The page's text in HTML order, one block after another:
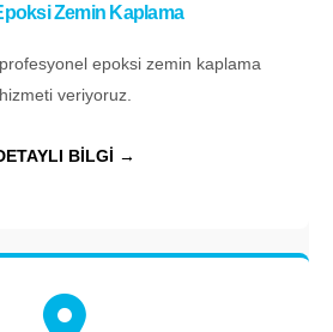
Zemin Kaplama
epoksi zemin kaplama
hizmeti veriyoruz.
BİLGİ →